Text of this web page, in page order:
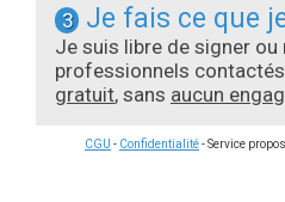
3 Je fais ce que
Je suis libre de signer ou
professionnels
gratuit, sans aucun
CGU - Confidentialité- Service